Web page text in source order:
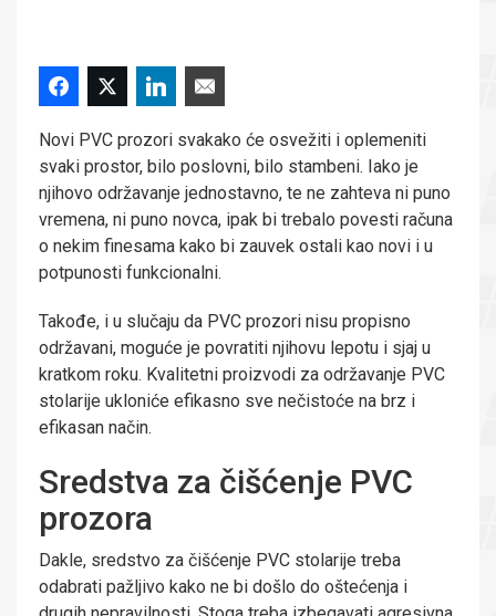
Novi PVC prozori svakako će osvežiti i oplemeniti
svaki prostor, bilo poslovni, bilo stambeni. Iako je
njihovo održavanje jednostavno, te ne zahteva ni puno
vremena, ni puno novca, ipak bi trebalo povesti računa
o nekim finesama kako bi zauvek ostali kao novi i u
potpunosti funkcionalni.
Takođe, i u slučaju da PVC prozori nisu propisno
održavani, moguće je povratiti njihovu lepotu i sjaj u
kratkom roku. Kvalitetni proizvodi za održavanje PVC
stolarije ukloniće efikasno sve nečistoće na brz i
efikasan način.
Sredstva za čišćenje PVC
prozora
Dakle, sredstvo za čišćenje PVC stolarije treba
odabrati pažljivo kako ne bi došlo do oštećenja i